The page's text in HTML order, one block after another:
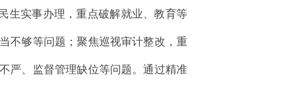
生实事办理，重点破解就业、教育等
不够等问题；聚焦巡视审计整改，重
严、监督管理缺位等问题。通过精准